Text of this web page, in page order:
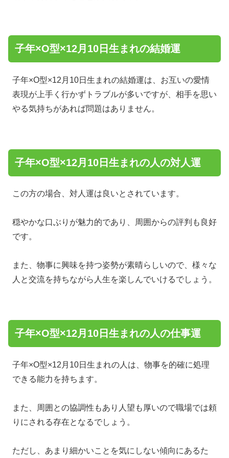
子年×O型×12月10日生まれの結婚運
子年×O型×12月10日生まれの結婚運は、お互いの愛情
表現が上手く行かずトラブルが多いですが、相手を思い
やる気持ちがあれば問題はありません。
子年×O型×12月10日生まれの人の対人運
この方の場合、対人運は良いとされています。
穏やかな口ぶりが魅力的であり、周囲からの評判も良好
です。
また、物事に興味を持つ姿勢が素晴らしいので、様々な
人と交流を持ちながら人生を楽しんでいけるでしょう。
子年×O型×12月10日生まれの人の仕事運
子年×O型×12月10日生まれの人は、物事を的確に処理
できる能力を持ちます。
また、周囲との協調性もあり人望も厚いので職場では頼
りにされる存在となるでしょう。
ただし、あまり細かいことを気にしない傾向にあるた